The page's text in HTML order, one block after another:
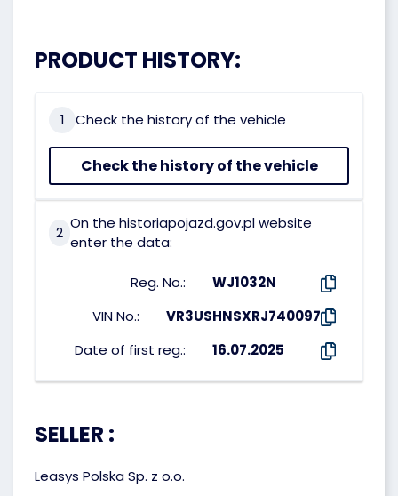
PRODUCT HISTORY:
1 Check the history of the vehicle
Check the history of the vehicle
2
On the historiapojazd.gov.pl website
enter the data:
Reg. No.:
WJ1032N
VIN No.:
VR3USHNSXRJ740097
Date of first reg.:
16.07.2025
SELLER :
Leasys Polska Sp. z o.o.